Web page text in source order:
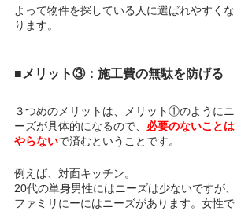
よって物件を探している人に選ばれやすくな
ります。
■メリット③：施工費の無駄を防げる
３つめのメリットは、メリット①のようにニ
ーズが具体的になるので、 必要のないことは
やらないで済むということです。
例えば、対面キッチン。
20代の単身男性にはニーズは少ないですが、
ファミリにーにはニーズがあります。女性で